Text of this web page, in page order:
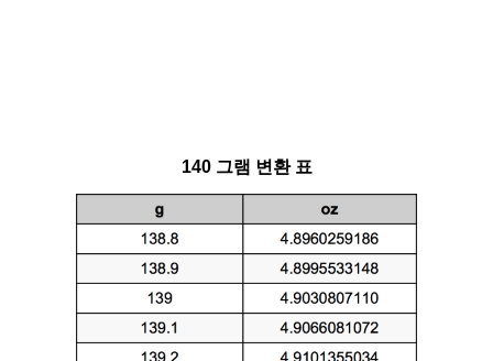
140 그램 변환 표